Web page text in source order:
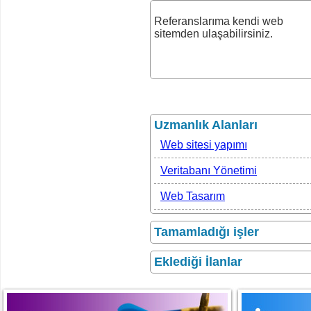
Referanslarıma kendi web
sitemden ulaşabilirsiniz.
Uzmanlık Alanları
Web sitesi yapımı
Veritabanı Yönetimi
Web Tasarım
Tamamladığı işler
Eklediği İlanlar